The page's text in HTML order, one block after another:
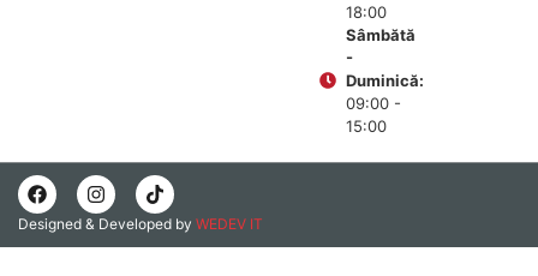
18:00
Sâmbătă
-
Duminică:
09:00 -
15:00
Designed & Developed by WEDEV IT